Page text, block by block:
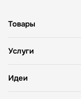
Товары
Услуги
Идеи